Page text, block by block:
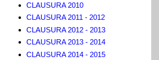
CLAUSURA 2010
CLAUSURA 2011 - 2012
CLAUSURA 2012 - 2013
CLAUSURA 2013 - 2014
CLAUSURA 2014 - 2015